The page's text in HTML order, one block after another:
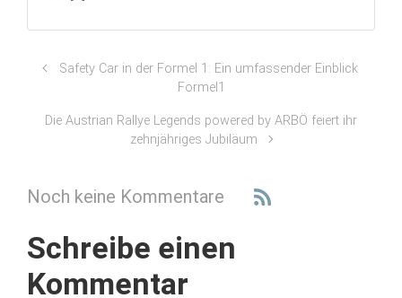
Safety Car in der Formel 1: Ein umfassender Einblick
Formel1
Die Austrian Rallye Legends powered by ARBÖ feiert ihr
zehnjähriges Jubiläum
Noch keine Kommentare
Schreibe einen
Kommentar